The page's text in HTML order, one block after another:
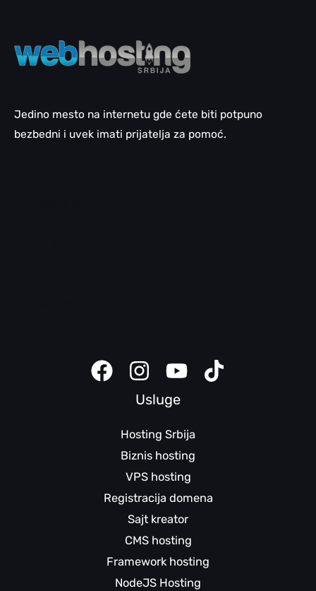
Jedino mesto na internetu gde ćete biti potpuno
bezbedni i uvek imati prijatelja za pomoć.
Usluge
Hosting Srbija
Biznis hosting
VPS hosting
Registracija domena
Sajt kreator
CMS hosting
Framework hosting
NodeJS Hosting